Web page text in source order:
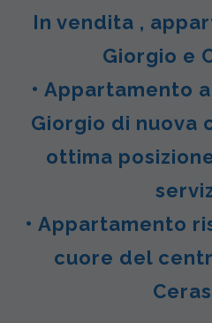
In vendita ,
Giorgio e
• Appartamento
Giorgio di nuova
ottima
• Appartamento
cuore del